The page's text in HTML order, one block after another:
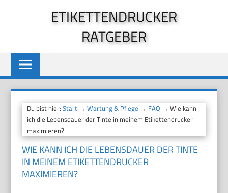
ETIKETTENDRUCKER
RATGEBER
Du bist hier:Start →Wartung & Pflege → FAQ → Wie kann
ich die Lebensdauer der Tinte in meinem Etikettendrucker
maximieren?
WIE KANN ICH DIE LEBENSDAUER DER TINTE
IN MEINEM ETIKETTENDRUCKER
MAXIMIEREN?